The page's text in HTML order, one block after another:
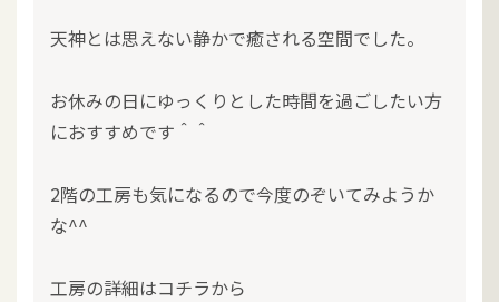
天神とは思えない静かで癒される空間でした。
お休みの日にゆっくりとした時間を過ごしたい方
におすすめです＾＾
2階の工房も気になるので今度のぞいてみようか
な^^
工房の詳細はコチラから